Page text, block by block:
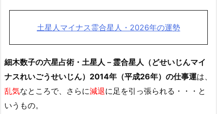
土星人マイナス霊合星人・2026年の運勢
細木数子の六星占術・土星人－霊合星人（どせいじんマイ
ナスれいごうせいじん）2014年（平成26年）の仕事運は、
乱気なところで、さらに減退に足を引っ張られる・・・と
いうもの。